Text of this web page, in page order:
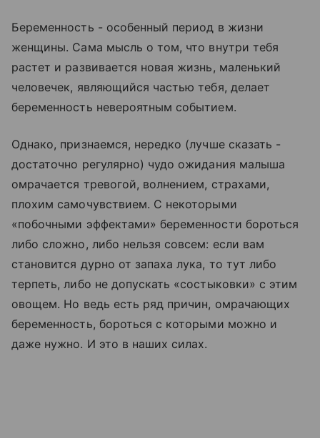
Беременность - особенный период в жизни
женщины. Сама мысль о том, что внутри тебя
растет и развивается новая жизнь, маленький
человечек, являющийся частью тебя, делает
беременность невероятным событием.
Однако, признаемся, нередко (лучше сказать -
достаточно регулярно) чудо ожидания малыша
омрачается тревогой, волнением, страхами,
плохим самочувствием. С некоторыми
«побочными эффектами» беременности бороться
либо сложно, либо нельзя совсем: если вам
становится дурно от запаха лука, то тут либо
терпеть, либо не допускать «состыковки» с этим
овощем. Но ведь есть ряд причин, омрачающих
беременность, бороться с которыми можно и
даже нужно. И это в наших силах.